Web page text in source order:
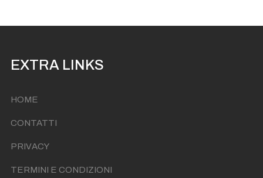
EXTRA LINKS
HOME
CONTATTI
PRIVACY
TERMINI E CONDIZIONI